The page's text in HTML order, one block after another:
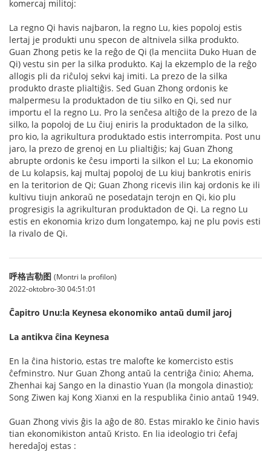
komercaj militoj:
La regno Qi havis najbaron, la regno Lu, kies popoloj estis
lertaj je produkti unu specon de altnivela silka produkto.
Guan Zhong petis ke la reĝo de Qi (la menciita Duko Huan de
Qi) vestu sin per la silka produkto. Kaj la ekzemplo de la reĝo
allogis pli da riĉuloj sekvi kaj imiti. La prezo de la silka
produkto draste plialtiĝis. Sed Guan Zhong ordonis ke
malpermesu la produktadon de tiu silko en Qi, sed nur
importu el la regno Lu. Pro la senĉesa altiĝo de la prezo de la
silko, la popoloj de Lu ĉiuj eniris la produktadon de la silko,
pro kio, la agrikultura produktado estis interrompita. Post unu
jaro, la prezo de grenoj en Lu plialtiĝis; kaj Guan Zhong
abrupte ordonis ke ĉesu importi la silkon el Lu; La ekonomio
de Lu kolapsis, kaj multaj popoloj de Lu kiuj bankrotis eniris
en la teritorion de Qi; Guan Zhong ricevis ilin kaj ordonis ke ili
kultivu tiujn ankoraŭ ne posedatajn terojn en Qi, kio plu
progresigis la agrikulturan produktadon de Qi. La regno Lu
estis en ekonomia krizo dum longatempo, kaj ne plu povis esti
la rivalo de Qi.
呼格吉勒图 (Montri la profilon)
2022-oktobro-30 04:51:01
Ĉapitro Unu:la Keynesa ekonomiko antaŭ dumil jaroj
La antikva ĉina Keynesa
En la ĉina historio, estas tre malofte ke komercisto estis
ĉefminstro. Nur Guan Zhong antaŭ la centriĝa ĉinio; Ahema,
Zhenhai kaj Sango en la dinastio Yuan (la mongola dinastio);
Song Ziwen kaj Kong Xianxi en la respublika ĉinio antaŭ 1949.
Guan Zhong vivis ĝis la aĝo de 80. Estas miraklo ke ĉinio havis
tian ekonomikiston antaŭ Kristo. En lia ideologio tri ĉefaj
heredaĵoj estas :